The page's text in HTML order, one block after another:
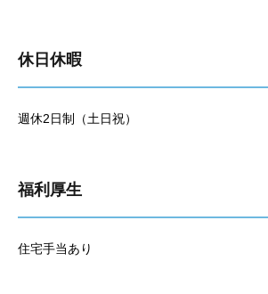
休日休暇
週休2日制（土日祝）
福利厚生
住宅手当あり